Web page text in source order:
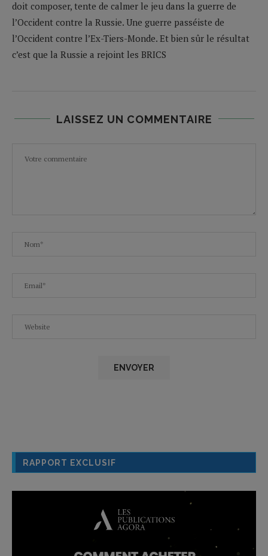
doit composer, tente de calmer le jeu dans la guerre de
l’Occident contre la Russie. Une guerre passéiste de
l’Occident contre l’Ex-Tiers-Monde. Et bien sûr le résultat
c’est que la Russie a rejoint les BRICS
LAISSEZ UN COMMENTAIRE
RAPPORT EXCLUSIF